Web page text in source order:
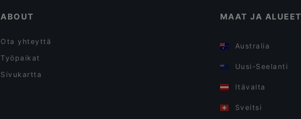
ABOUT
Ota yhteyttä
Työpaikat
Sivukartta
MAAT JA ALUEET
Australia
Uusi-Seelanti
Itävalta
Sveitsi